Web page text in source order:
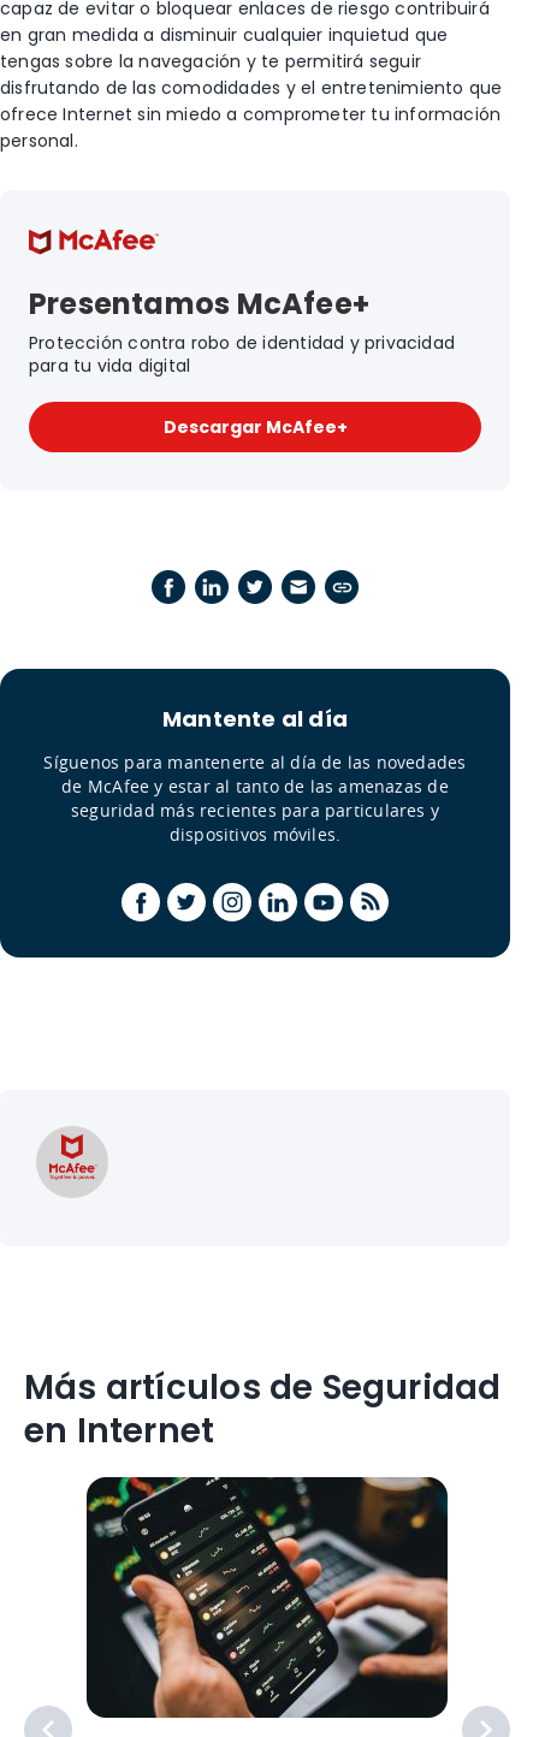
capaz de evitar o bloquear enlaces de riesgo contribuirá
en gran medida a disminuir cualquier inquietud que
tengas sobre la navegación y te permitirá seguir
disfrutando de las comodidades y el entretenimiento que
ofrece Internet sin miedo a comprometer tu información
personal.
Presentamos McAfee+
Protección contra robo de identidad y privacidad
para tu vida digital
Descargar McAfee+
Mantente al día
Síguenos para mantenerte al día de las novedades
de McAfee y estar al tanto de las amenazas de
seguridad más recientes para particulares y
dispositivos móviles.
Más artículos de Seguridad
en Internet